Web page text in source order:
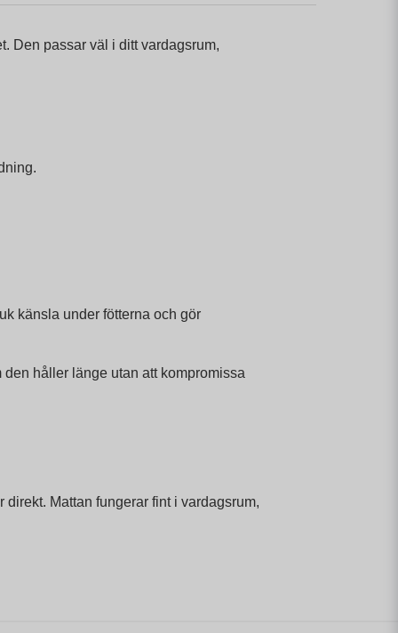
Den passar väl i ditt vardagsrum,
känsla under fötterna och gör
håller länge utan att kompromissa
Mattan fungerar fint i vardagsrum,